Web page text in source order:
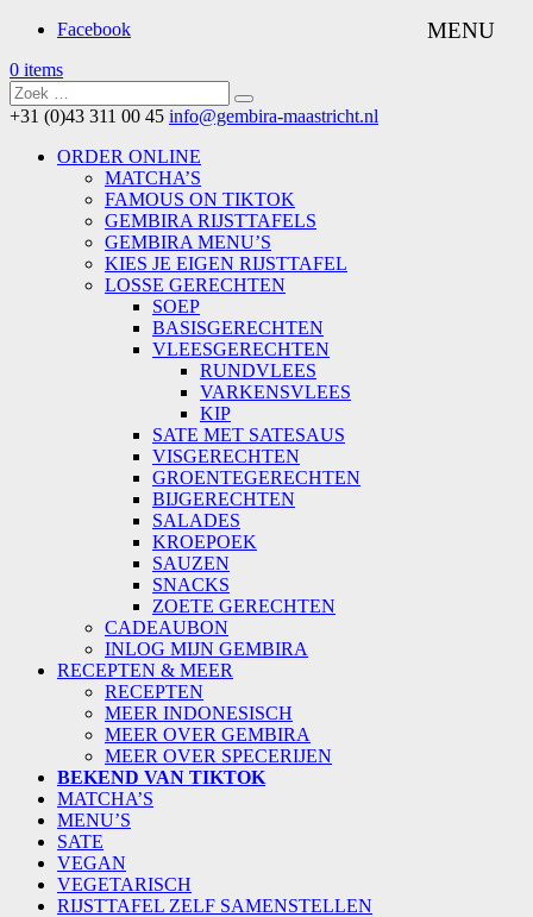
Facebook
0 items
+31 (0)43 311 00 45 info@gembira-maastricht.nl
ORDER ONLINE
MATCHA’S
FAMOUS ON TIKTOK
GEMBIRA RIJSTTAFELS
GEMBIRA MENU’S
KIES JE EIGEN RIJSTTAFEL
LOSSE GERECHTEN
SOEP
BASISGERECHTEN
VLEESGERECHTEN
RUNDVLEES
VARKENSVLEES
KIP
SATE MET SATESAUS
VISGERECHTEN
GROENTEGERECHTEN
BIJGERECHTEN
SALADES
KROEPOEK
SAUZEN
SNACKS
ZOETE GERECHTEN
CADEAUBON
INLOG MIJN GEMBIRA
RECEPTEN & MEER
RECEPTEN
MEER INDONESISCH
MEER OVER GEMBIRA
MEER OVER SPECERIJEN
BEKEND VAN TIKTOK
MATCHA’S
MENU’S
SATE
VEGAN
VEGETARISCH
RIJSTTAFEL ZELF SAMENSTELLEN